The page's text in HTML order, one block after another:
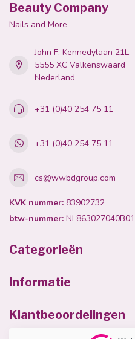
Beauty Company
Nails and More
John F. Kennedylaan 21L
5555 XC Valkenswaard
Nederland
+31 (0)40 254 75 11
+31 (0)40 254 75 11
cs@wwbdgroup.com
KVK nummer: 83902732
btw-nummer: NL863027040B01
Categorieën
Informatie
Klantbeoordelingen